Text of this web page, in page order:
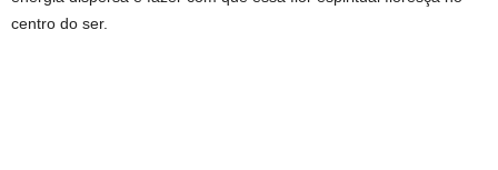
centro do ser.